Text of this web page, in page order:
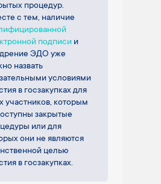
процедур.
с тем, наличие
подписи и
ЭДО уже
назвать
условиями
в госзакупках для
участников, которым
закрытые
или для
они не являются
целью
в госзакупках.